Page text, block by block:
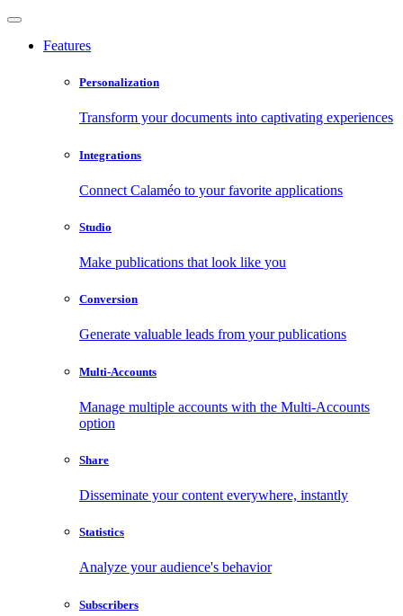
Features
Personalization
Transform your documents into captivating experiences
Integrations
Connect Calaméo to your favorite applications
Studio
Make publications that look like you
Conversion
Generate valuable leads from your publications
Multi-Accounts
Manage multiple accounts with the Multi-Accounts
option
Share
Disseminate your content everywhere, instantly
Statistics
Analyze your audience's behavior
Subscribers